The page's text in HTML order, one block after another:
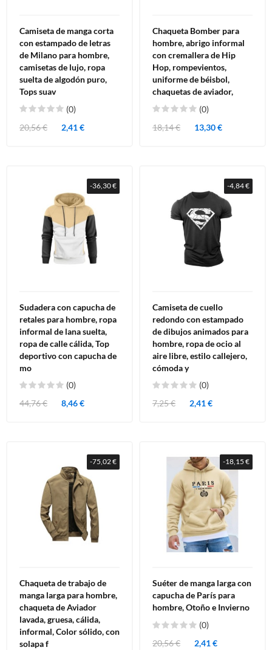
Camiseta de manga corta
con estampado de letras
de Milano para hombre,
camisetas de lujo, ropa
suelta de algodón puro,
Tops suav
(0)
20,56 €
2,41 €
Chaqueta Bomber para
hombre, abrigo informal
con cremallera de Hip
Hop, rompevientos,
uniforme de béisbol,
chaquetas de aviador,
(0)
18,14 €
13,30 €
-36,30 €
Sudadera con capucha de
retales para hombre, ropa
informal de lana suelta,
ropa de calle cálida, Top
deportivo con capucha de
mo
(0)
44,76 €
8,46 €
-4,84 €
Camiseta de cuello
redondo con estampado
de dibujos animados para
hombre, ropa de ocio al
aire libre, estilo callejero,
cómoda y
(0)
7,25 €
2,41 €
-75,02 €
Chaqueta de trabajo de
manga larga para hombre,
chaqueta de Aviador
lavada, gruesa, cálida,
informal, Color sólido, con
solapa f
-18,15 €
Suéter de manga larga con
capucha de París para
hombre, Otoño e Invierno
(0)
20,56 €
2,41 €